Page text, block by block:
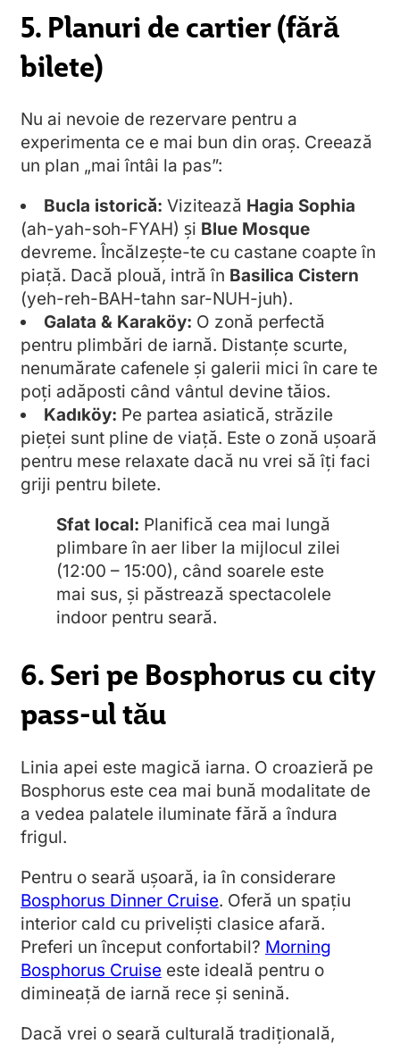
5. Planuri de cartier (fără
bilete)
Nu ai nevoie de rezervare pentru a
experimenta ce e mai bun din oraș. Creează
un plan „mai întâi la pas”:
Bucla istorică: Vizitează Hagia Sophia
(ah-yah-soh-FYAH) și Blue Mosque
devreme. Încălzește-te cu castane coapte în
piață. Dacă plouă, intră în Basilica Cistern
(yeh-reh-BAH-tahn sar-NUH-juh).
Galata & Karaköy: O zonă perfectă
pentru plimbări de iarnă. Distanțe scurte,
nenumărate cafenele și galerii mici în care te
poți adăposti când vântul devine tăios.
Kadıköy: Pe partea asiatică, străzile
pieței sunt pline de viață. Este o zonă ușoară
pentru mese relaxate dacă nu vrei să îți faci
griji pentru bilete.
Sfat local: Planifică cea mai lungă
plimbare în aer liber la mijlocul zilei
(12:00 – 15:00), când soarele este
mai sus, și păstrează spectacolele
indoor pentru seară.
6. Seri pe Bosphorus cu city
pass-ul tău
Linia apei este magică iarna. O croazieră pe
Bosphorus este cea mai bună modalitate de
a vedea palatele iluminate fără a îndura
frigul.
Pentru o seară ușoară, ia în considerare
Bosphorus Dinner Cruise. Oferă un spațiu
interior cald cu priveliști clasice afară.
Preferi un început confortabil? Morning
Bosphorus Cruise este ideală pentru o
dimineață de iarnă rece și senină.
Dacă vrei o seară culturală tradițională,